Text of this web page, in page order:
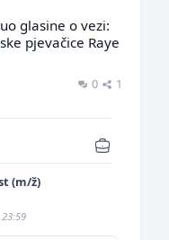
glasine o vezi:
pjevačice Raye
0 1
(m/ž)